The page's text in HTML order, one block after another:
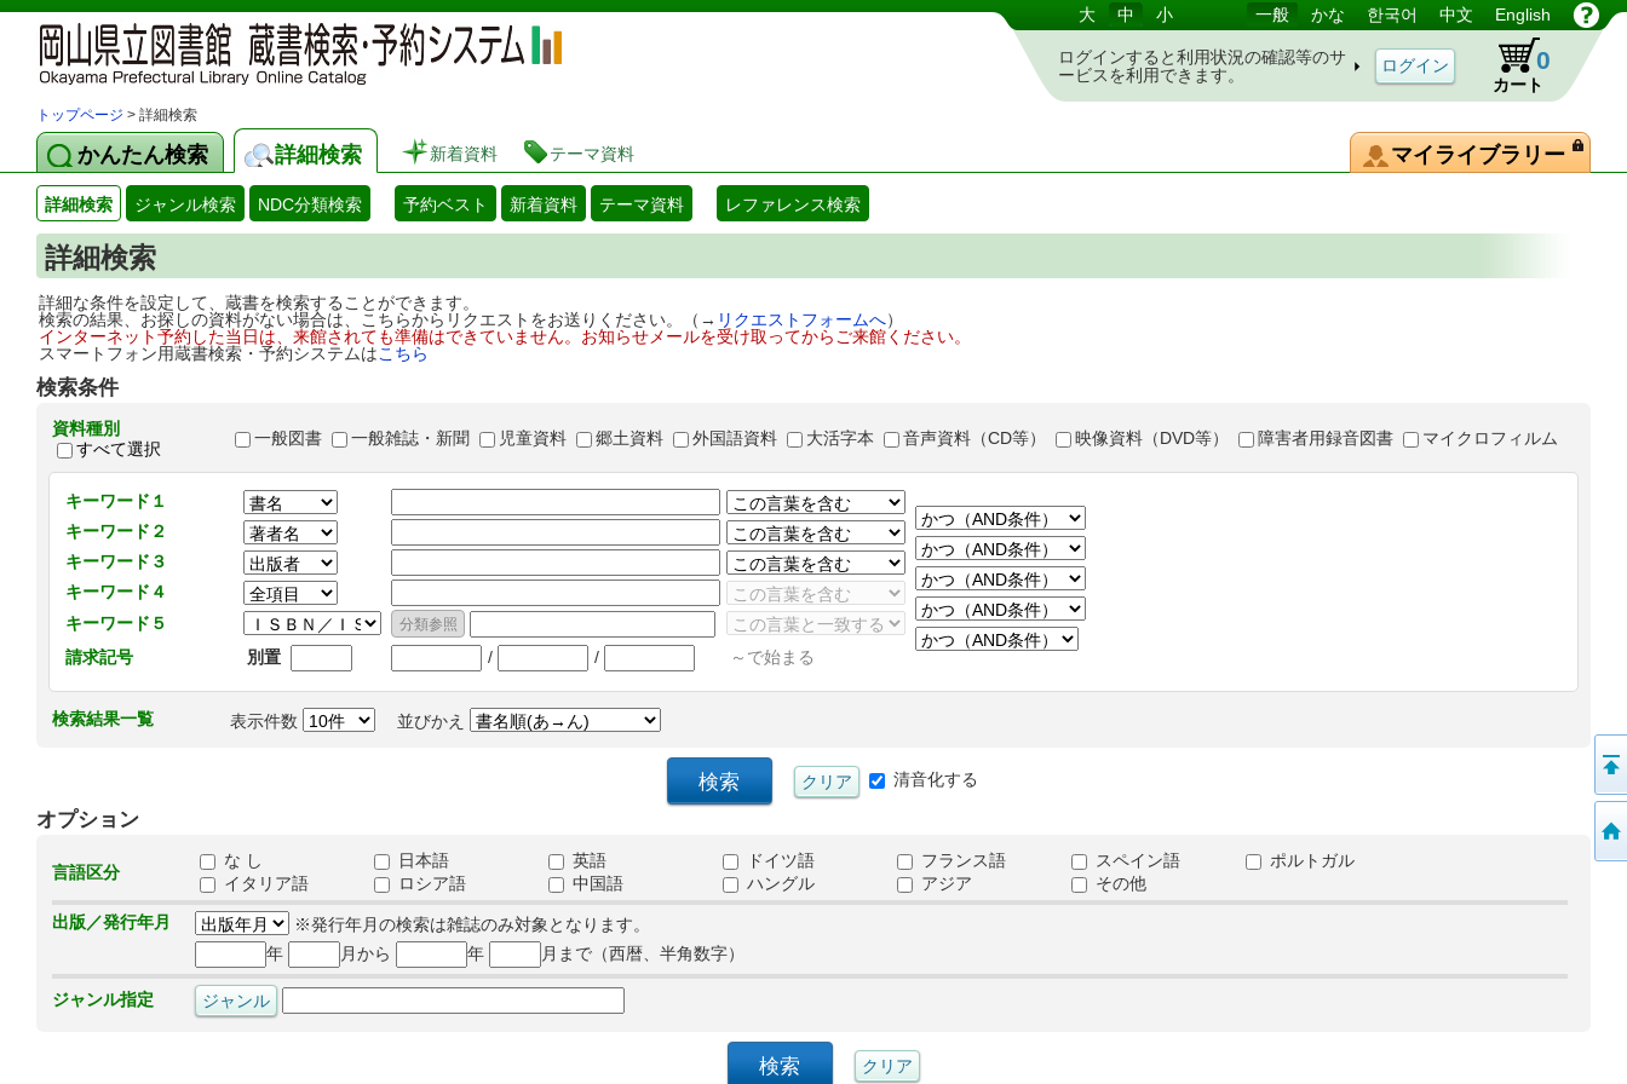
岡山県立図書館 蔵書検索・予約システム 大 中 小 一般 かな 한국어 中文 English
ログインすると利用状況の確認等のサ
ービスを利用できます。
カート
0
トップページ > 詳細検索
かんたん検索 詳細検索 新着資料 テーマ資料 マイライブラリー
詳細検索 ジャンル検索 NDC分類検索 予約ベスト 新着資料 テーマ資料 レファレンス検索
詳細検索
詳細な条件を設定して、蔵書を検索することができます。
検索の結果、お探しの資料がない場合は、こちらからリクエストをお送りください。（→ リクエストフォームへ）
インターネット予約した当日は、来館されても準備はできていません。お知らせメールを受け取ってからご来館ください。
スマートフォン用蔵書検索・予約システムはこちら
検索条件
資料種別
すべて選択
一般図書 一般雑誌・新聞 児童資料 郷土資料 外国語資料 大活字本 音声資料（CD等） 映像資料（DVD等） 障害者用録音図書 マイクロフィルム
キーワード１
キーワード２
キーワード３
キーワード４
キーワード５
請求記号
別置 / / ～で始まる
検索結果一覧 表示件数 並びかえ
清音化する
オプション
言語区分
な し 日本語 英語 ドイツ語 フランス語 スペイン語
ポルトガル
イタリア語
ロシア語 中国語 ハングル アジア
その他
出版／発行年月
※発行年月の検索は雑誌のみ対象となります。
年
月から 年 月まで（西暦、半角数字）
ジャンル指定